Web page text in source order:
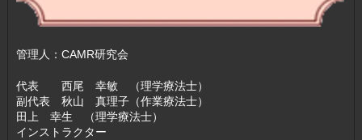
管理人：CAMR研究会
代表 西尾 幸敏 （理学療法士）
副代表 秋山 真理子（作業療法士）
田上 幸生 （理学療法士）
インストラクター